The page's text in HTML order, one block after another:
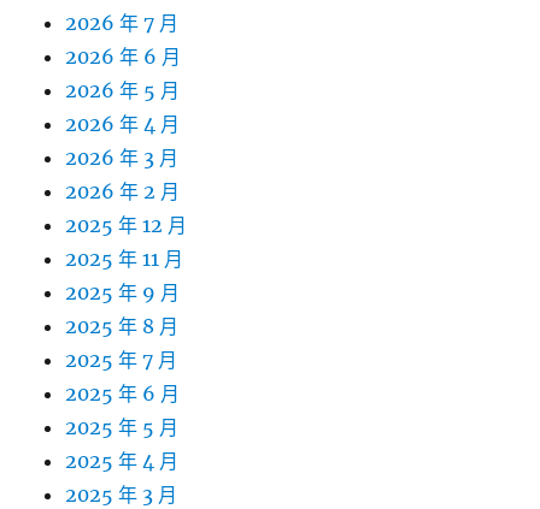
2026 年 7 月
2026 年 6 月
2026 年 5 月
2026 年 4 月
2026 年 3 月
2026 年 2 月
2025 年 12 月
2025 年 11 月
2025 年 9 月
2025 年 8 月
2025 年 7 月
2025 年 6 月
2025 年 5 月
2025 年 4 月
2025 年 3 月